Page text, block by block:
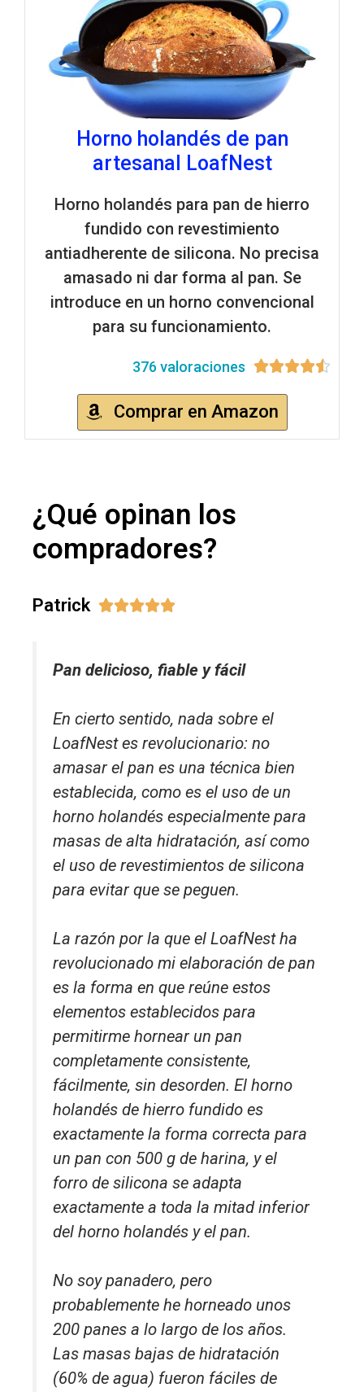
Horno holandés de pan
artesanal LoafNest
Horno holandés para pan de hierro
fundido con revestimiento
antiadherente de silicona. No precisa
amasado ni dar forma al pan. Se
introduce en un horno convencional
para su funcionamiento.
376 valoraciones 
Comprar en Amazon
¿Qué opinan los
compradores?
Patrick 
Pan delicioso, fiable y fácil
En cierto sentido, nada sobre el
LoafNest es revolucionario: no
amasar el pan es una técnica bien
establecida, como es el uso de un
horno holandés especialmente para
masas de alta hidratación, así como
el uso de revestimientos de silicona
para evitar que se peguen.
La razón por la que el LoafNest ha
revolucionado mi elaboración de pan
es la forma en que reúne estos
elementos establecidos para
permitirme hornear un pan
completamente consistente,
fácilmente, sin desorden. El horno
holandés de hierro fundido es
exactamente la forma correcta para
un pan con 500 g de harina, y el
forro de silicona se adapta
exactamente a toda la mitad inferior
del horno holandés y el pan.
No soy panadero, pero
probablemente he horneado unos
200 panes a lo largo de los años.
Las masas bajas de hidratación
(60% de agua) fueron fáciles de